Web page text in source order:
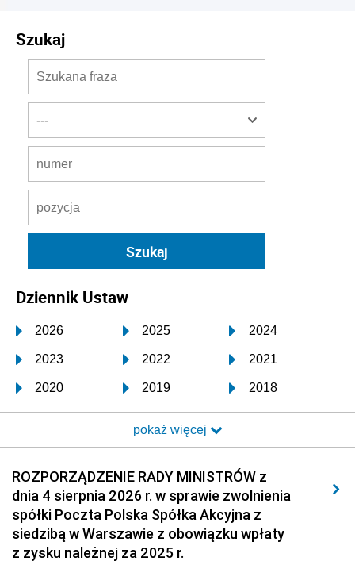
Szukaj
Dziennik Ustaw
2026 2025 2024
2023 2022 2021
2020 2019 2018
2017 2016 2015
2014 2013 2012
2011 2010 2009
2008 2007 2006
2005 2004 2003
2002 2001
pokaż więcej
ROZPORZĄDZENIE RADY MINISTRÓW z
dnia 4 sierpnia 2026 r. w sprawie zwolnienia
spółki Poczta Polska Spółka Akcyjna z
siedzibą w Warszawie z obowiązku wpłaty
z zysku należnej za 2025 r.